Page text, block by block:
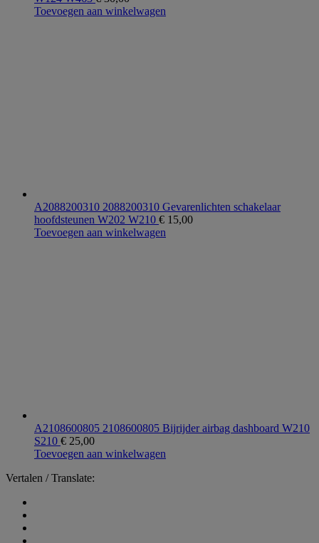
Toevoegen aan winkelwagen
A2088200310 2088200310 Gevarenlichten schakelaar
hoofdsteunen W202 W210 € 15,00
Toevoegen aan winkelwagen
A2108600805 2108600805 Bijrijder airbag dashboard W210
S210 € 25,00
Toevoegen aan winkelwagen
Vertalen / Translate: